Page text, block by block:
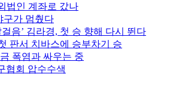
법인 계좌로 갔나
구가 멈췄다
음’ 김라경, 첫 승 향해 다시 뛴다
판서 치바스에 승부차기 승
폭염과 싸우는 중
협회 압수수색